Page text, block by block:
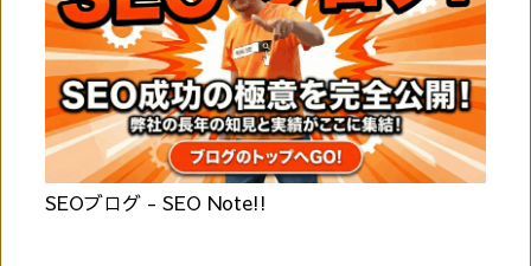
SEOブログ - SEO Note!!